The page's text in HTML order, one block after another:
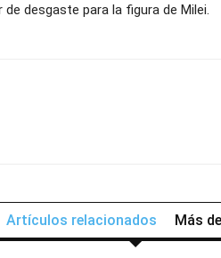
desgaste para la figura de Milei.
Artículos relacionados Más